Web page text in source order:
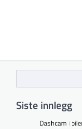
Siste innlegg
Dashcam i